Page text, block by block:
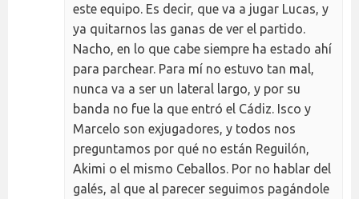
este equipo. Es decir, que va a jugar Lucas, y
ya quitarnos las ganas de ver el partido.
Nacho, en lo que cabe siempre ha estado ahí
para parchear. Para mí no estuvo tan mal,
nunca va a ser un lateral largo, y por su
banda no fue la que entró el Cádiz. Isco y
Marcelo son exjugadores, y todos nos
preguntamos por qué no están Reguilón,
Akimi o el mismo Ceballos. Por no hablar del
galés, al que al parecer seguimos pagándole